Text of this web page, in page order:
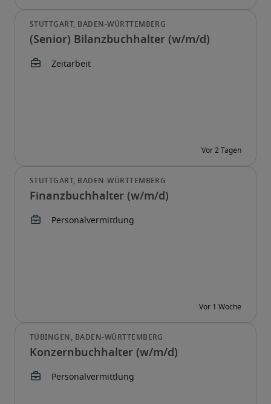
(Senior) Bilanzbuchhalter (w/m/d)
Finanzbuchhalter (w/m/d)
Konzernbuchhalter (w/m/d)